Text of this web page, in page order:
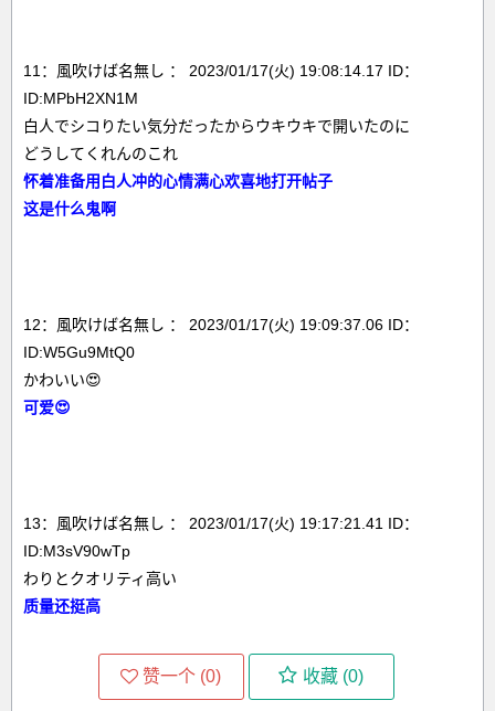
11：風吹けば名無し ： 2023/01/17(火) 19:08:14.17 ID：
ID:MPbH2XN1M
白人でシコりたい気分だったからウキウキで開いたのに
どうしてくれんのこれ
怀着准备用白人冲的心情满心欢喜地打开帖子
这是什么鬼啊
12：風吹けば名無し ： 2023/01/17(火) 19:09:37.06 ID：
ID:W5Gu9MtQ0
かわいい😍
可爱😍
13：風吹けば名無し ： 2023/01/17(火) 19:17:21.41 ID：
ID:M3sV90wTp
わりとクオリティ高い
质量还挺高
赞一个 (0) 收藏 (0)